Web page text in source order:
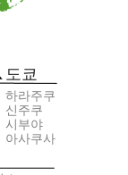
도쿄
하라주쿠
신주쿠
시부야
아사쿠사